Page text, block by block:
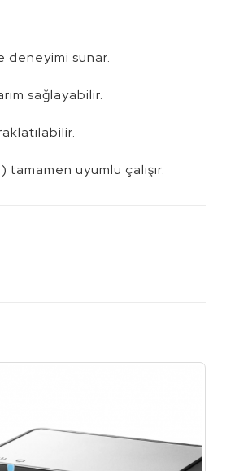
deneyimi sunar.
sağlayabilir.
uyumlu çalışır.